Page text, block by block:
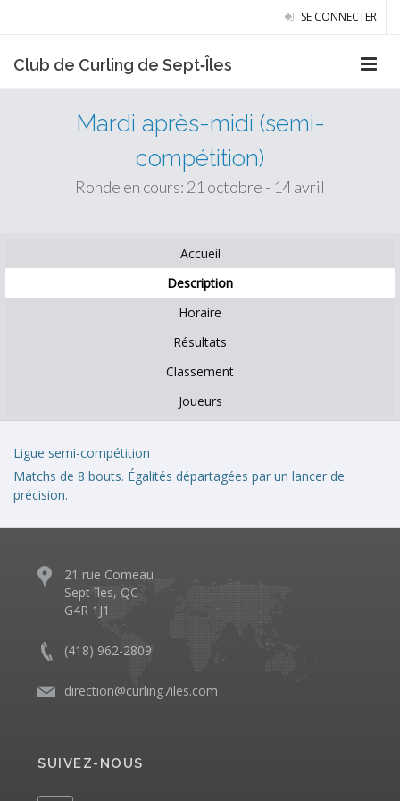
SE CONNECTER
Club de Curling de Sept‑Îles
Mardi après-midi (semi-
compétition)
Ronde en cours: 21 octobre - 14 avril
Accueil
Description
Horaire
Résultats
Classement
Joueurs
Ligue semi-compétition
Matchs de 8 bouts. Égalités départagées par un lancer de
précision.
21 rue Comeau
Sept-îles, QC
G4R 1J1
(418) 962-2809
direction@curling7iles.com
SUIVEZ-NOUS